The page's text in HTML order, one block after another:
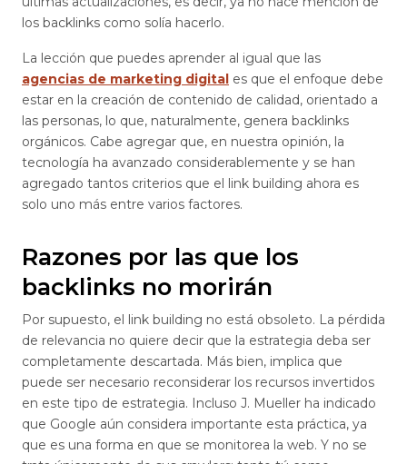
los backlinks como solía hacerlo.
La lección que puedes aprender al igual que las
agencias de marketing digital es que el enfoque debe
estar en la creación de contenido de calidad, orientado a
las personas, lo que, naturalmente, genera backlinks
orgánicos. Cabe agregar que, en nuestra opinión, la
tecnología ha avanzado considerablemente y se han
agregado tantos criterios que el link building ahora es
solo uno más entre varios factores.
Razones por las que los
backlinks no morirán
Por supuesto, el link building no está obsoleto. La pérdida
de relevancia no quiere decir que la estrategia deba ser
completamente descartada. Más bien, implica que
puede ser necesario reconsiderar los recursos invertidos
en este tipo de estrategia. Incluso J. Mueller ha indicado
que Google aún considera importante esta práctica, ya
que es una forma en que se monitorea la web. Y no se